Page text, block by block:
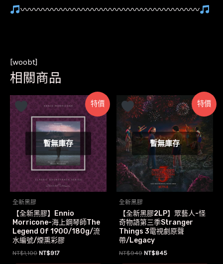
〰〰〰〰〰〰〰〰〰〰〰〰〰〰〰〰〰〰〰〰
[woobt]
相關商品
特價
暫無庫存
全新黑膠
【全新黑膠】Ennio
Morricone-海上鋼琴師The
Legend Of 1900/180g/流
水編號/煙熏彩膠
NT$1,100 原
NT$917目
特價
暫無庫存
全新黑膠
【全新黑膠2LP】眾藝人-怪
奇物語第三季Stranger
Things 3電視劇原聲
帶/Legacy
NT$949 原
NT$845目